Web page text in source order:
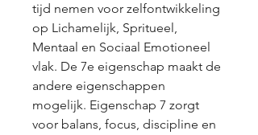
tijd nemen voor zelfontwikkeling
op Lichamelijk, Spritueel,
Mentaal en Sociaal Emotioneel
vlak. De 7e eigenschap maakt de
andere eigenschappen
mogelijk. Eigenschap 7 zorgt
voor balans, focus, discipline en